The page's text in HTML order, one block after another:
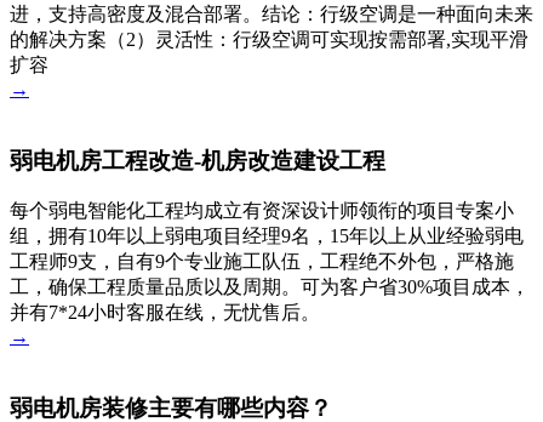
进，支持高密度及混合部署。结论：行级空调是一种面向未来
的解决方案（2）灵活性：行级空调可实现按需部署,实现平滑
扩容
→
弱电机房工程改造-机房改造建设工程
每个弱电智能化工程均成立有资深设计师领衔的项目专案小
组，拥有10年以上弱电项目经理9名，15年以上从业经验弱电
工程师9支，自有9个专业施工队伍，工程绝不外包，严格施
工，确保工程质量品质以及周期。可为客户省30%项目成本，
并有7*24小时客服在线，无忧售后。
→
弱电机房装修主要有哪些内容？